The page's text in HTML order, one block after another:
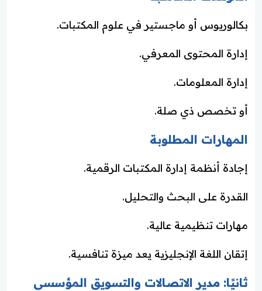
بكالوريوس أو ماجستير في علوم المكتبات.
إدارة المحتوى المعرفي.
إدارة المعلومات.
أو تخصص ذي صلة.
المهارات المطلوبة
إجادة أنظمة إدارة المكتبات الرقمية.
القدرة على البحث والتحليل.
مهارات تنظيمية عالية.
إتقان اللغة الإنجليزية يعد ميزة تنافسية.
ثانيًا: مدير الاتصالات والتسويق المؤسسي